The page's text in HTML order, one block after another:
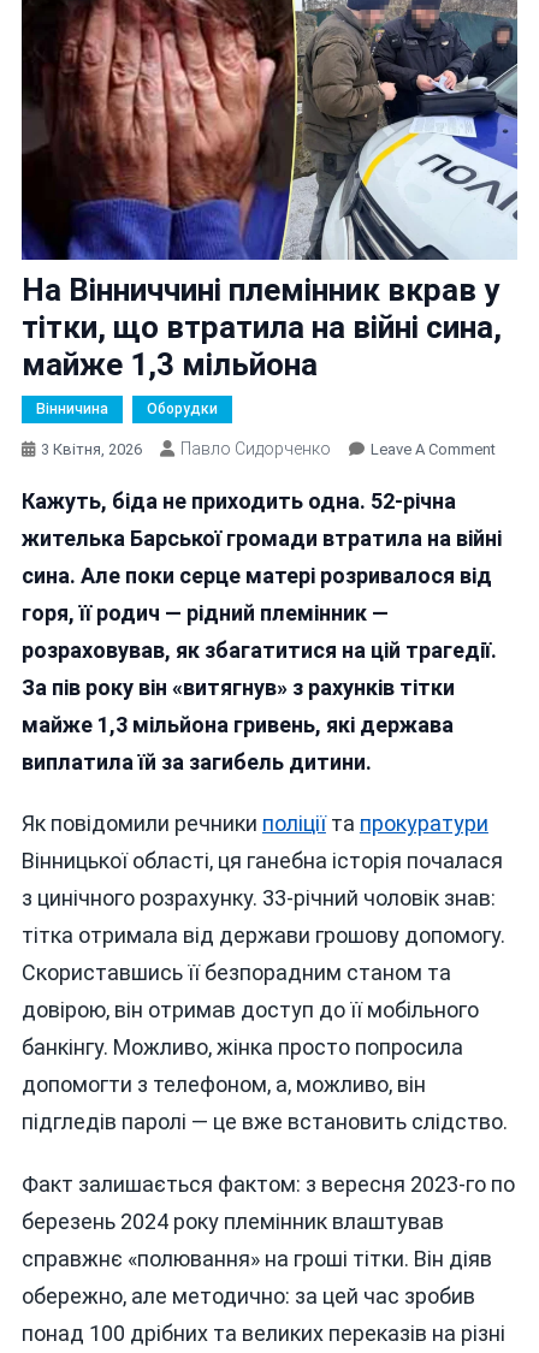
На Вінниччині племінник вкрав у
тітки, що втратила на війні сина,
майже 1,3 мільйона
Вінничина Оборудки
3 Квітня, 2026 Павло Сидорченко Leave A CommentOn
Кажуть, біда не приходить одна. 52-річна
жителька Барської громади втратила на війні
сина. Але поки серце матері розривалося від
горя, її родич — рідний племінник —
розраховував, як збагатитися на цій трагедії.
За пів року він «витягнув» з рахунків тітки
майже 1,3 мільйона гривень, які держава
виплатила їй за загибель дитини.
Як повідомили речники поліціїта прокуратури
Вінницької області, ця ганебна історія почалася
з цинічного розрахунку. 33-річний чоловік знав:
тітка отримала від держави грошову допомогу.
Скориставшись її безпорадним станом та
довірою, він отримав доступ до її мобільного
банкінгу. Можливо, жінка просто попросила
допомогти з телефоном, а, можливо, він
підгледів паролі — це вже встановить слідство.
Факт залишається фактом: з вересня 2023-го по
березень 2024 року племінник влаштував
справжнє «полювання» на гроші тітки. Він діяв
обережно, але методично: за цей час зробив
понад 100 дрібних та великих переказів на різні